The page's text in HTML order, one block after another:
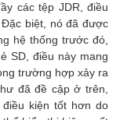
các tệp JDR, điều
biệt, nó đã được
hệ thống trước đó,
SD, điều này mang
trường hợp xảy ra
đã đề cập ở trên,
kiện tốt hơn do